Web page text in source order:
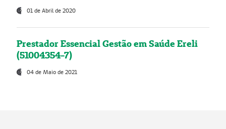
01 de Abril de 2020
Prestador Essencial Gestão em Saúde Ereli
(51004354-7)
04 de Maio de 2021